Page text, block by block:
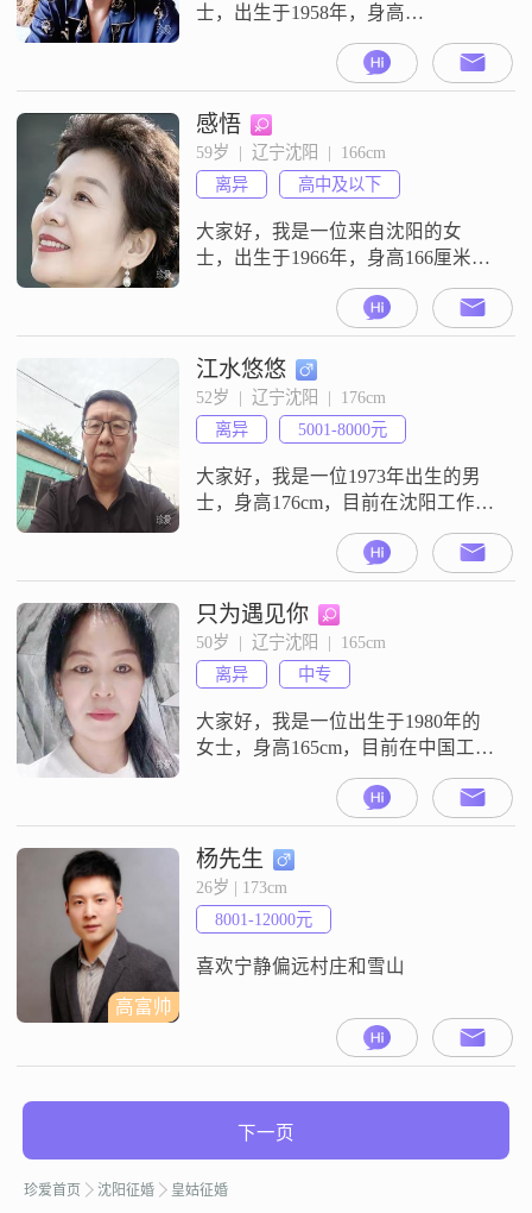
士，出生于1958年，身高
175cm##3002##我目前的工作收入在
3001到5000元之间，拥有大专学历
##3002##在生活中，我是一个乐观
积极的人，面对困难和挑战总能保
持良好的心态##3002##我认为成熟
稳重是非常重要的品质，这让我在
处理各种事务时都能冷静思考，做
出合理的决策##3
感悟
59岁  |  辽宁沈阳  |  166cm
离异
高中及以下
大家好，我是一位来自沈阳的女
士，出生于1966年，身高166厘米
##3002##我的月收入在3001到5000
元之间，目前的工作地在沈阳
##3002##虽然我的学历是高中及以
下，但我一直保持着乐观积极的生
活态度##3002##我性格温柔体贴，
开朗爱笑，总是能给身边的人带来
快乐##3002##我热爱生活，真诚可
靠，喜欢精
江水悠悠
52岁  |  辽宁沈阳  |  176cm
离异
5001-8000元
大家好，我是一位1973年出生的男
士，身高176cm，目前在沈阳工作
##3002##我的月收入在5001到8000
元之间，学历是高中及以下
##3002##我性格稳重可靠，做事有
耐心，对人也很包容##3002##在生
活中，我追求的是稳定和安逸，不
喜欢太多的变动和冒险##3002##我
有一个爱好就是阅读和写作，这让
我能够静
只为遇见你
50岁  |  辽宁沈阳  |  165cm
离异
中专
大家好，我是一位出生于1980年的
女士，身高165cm，目前在中国工
作，月收入在12001到20000元之间
##3002##我的学历是中专，虽然不
是很高，但我一直在努力提升自己
##3002##我性格温柔体贴，善解人
意，总是希望能理解他人的感受和
需求##3002##我开朗爱笑，喜欢用
笑容来传递温暖和快乐##3002##在
高富帅
杨先生
26岁 | 173cm
8001-12000元
喜欢宁静偏远村庄和雪山
下一页
珍爱首页 沈阳征婚 皇姑征婚